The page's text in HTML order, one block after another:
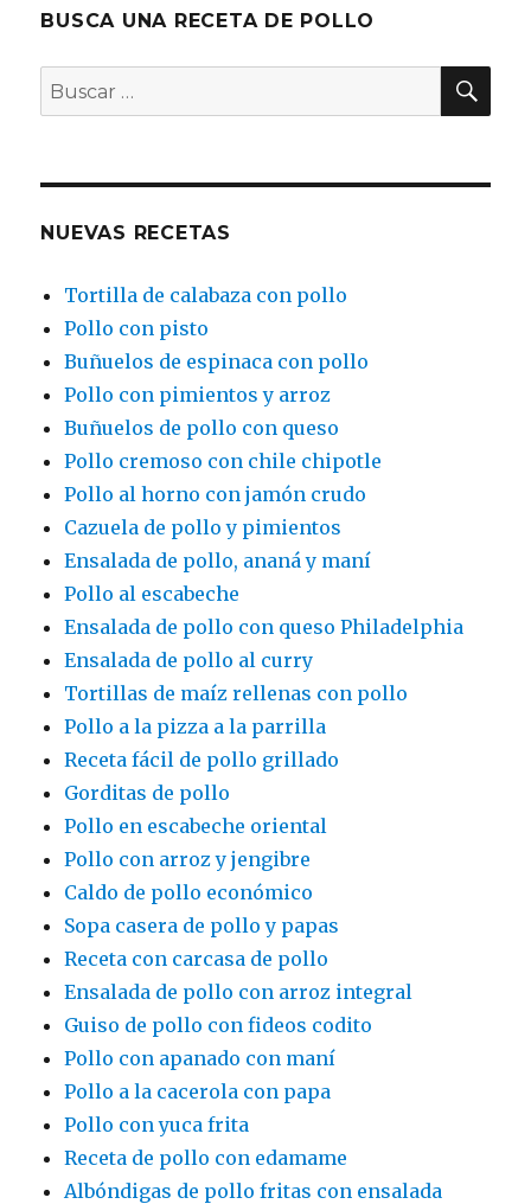
BUSCA UNA RECETA DE POLLO
Buscar
por:
NUEVAS RECETAS
Tortilla de calabaza con pollo
Pollo con pisto
Buñuelos de espinaca con pollo
Pollo con pimientos y arroz
Buñuelos de pollo con queso
Pollo cremoso con chile chipotle
Pollo al horno con jamón crudo
Cazuela de pollo y pimientos
Ensalada de pollo, ananá y maní
Pollo al escabeche
Ensalada de pollo con queso Philadelphia
Ensalada de pollo al curry
Tortillas de maíz rellenas con pollo
Pollo a la pizza a la parrilla
Receta fácil de pollo grillado
Gorditas de pollo
Pollo en escabeche oriental
Pollo con arroz y jengibre
Caldo de pollo económico
Sopa casera de pollo y papas
Receta con carcasa de pollo
Ensalada de pollo con arroz integral
Guiso de pollo con fideos codito
Pollo con apanado con maní
Pollo a la cacerola con papa
Pollo con yuca frita
Receta de pollo con edamame
Albóndigas de pollo fritas con ensalada